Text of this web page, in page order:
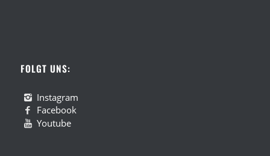
FOLGT UNS:
Instagram
Facebook
Youtube